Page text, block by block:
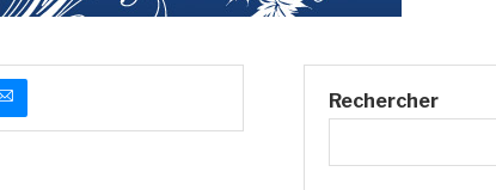
Rechercher